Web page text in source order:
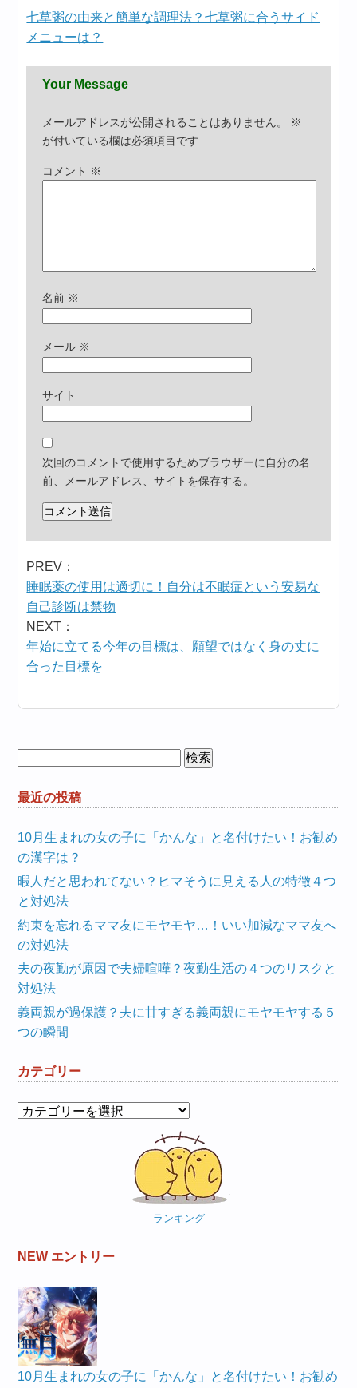
七草粥の由来と簡単な調理法？七草粥に合うサイド
メニューは？
Your Message
メールアドレスが公開されることはありません。
※
が付いている欄は必須項目です
コメント ※
名前 ※
メール ※
サイト
次回のコメントで使用するためブラウザーに自分の名
前、メールアドレス、サイトを保存する。
PREV：
睡眠薬の使用は適切に！自分は不眠症という安易な
自己診断は禁物
NEXT：
年始に立てる今年の目標は、願望ではなく身の丈に
合った目標を
最近の投稿
10月生まれの女の子に「かんな」と名付けたい！お勧め
の漢字は？
暇人だと思われてない？ヒマそうに見える人の特徴４つ
と対処法
約束を忘れるママ友にモヤモヤ…！いい加減なママ友へ
の対処法
夫の夜勤が原因で夫婦喧嘩？夜勤生活の４つのリスクと
対処法
義両親が過保護？夫に甘すぎる義両親にモヤモヤする５
つの瞬間
カテゴリー
カ
ランキング
NEW エントリー
10月生まれの女の子に「かんな」と名付けたい！お勧め